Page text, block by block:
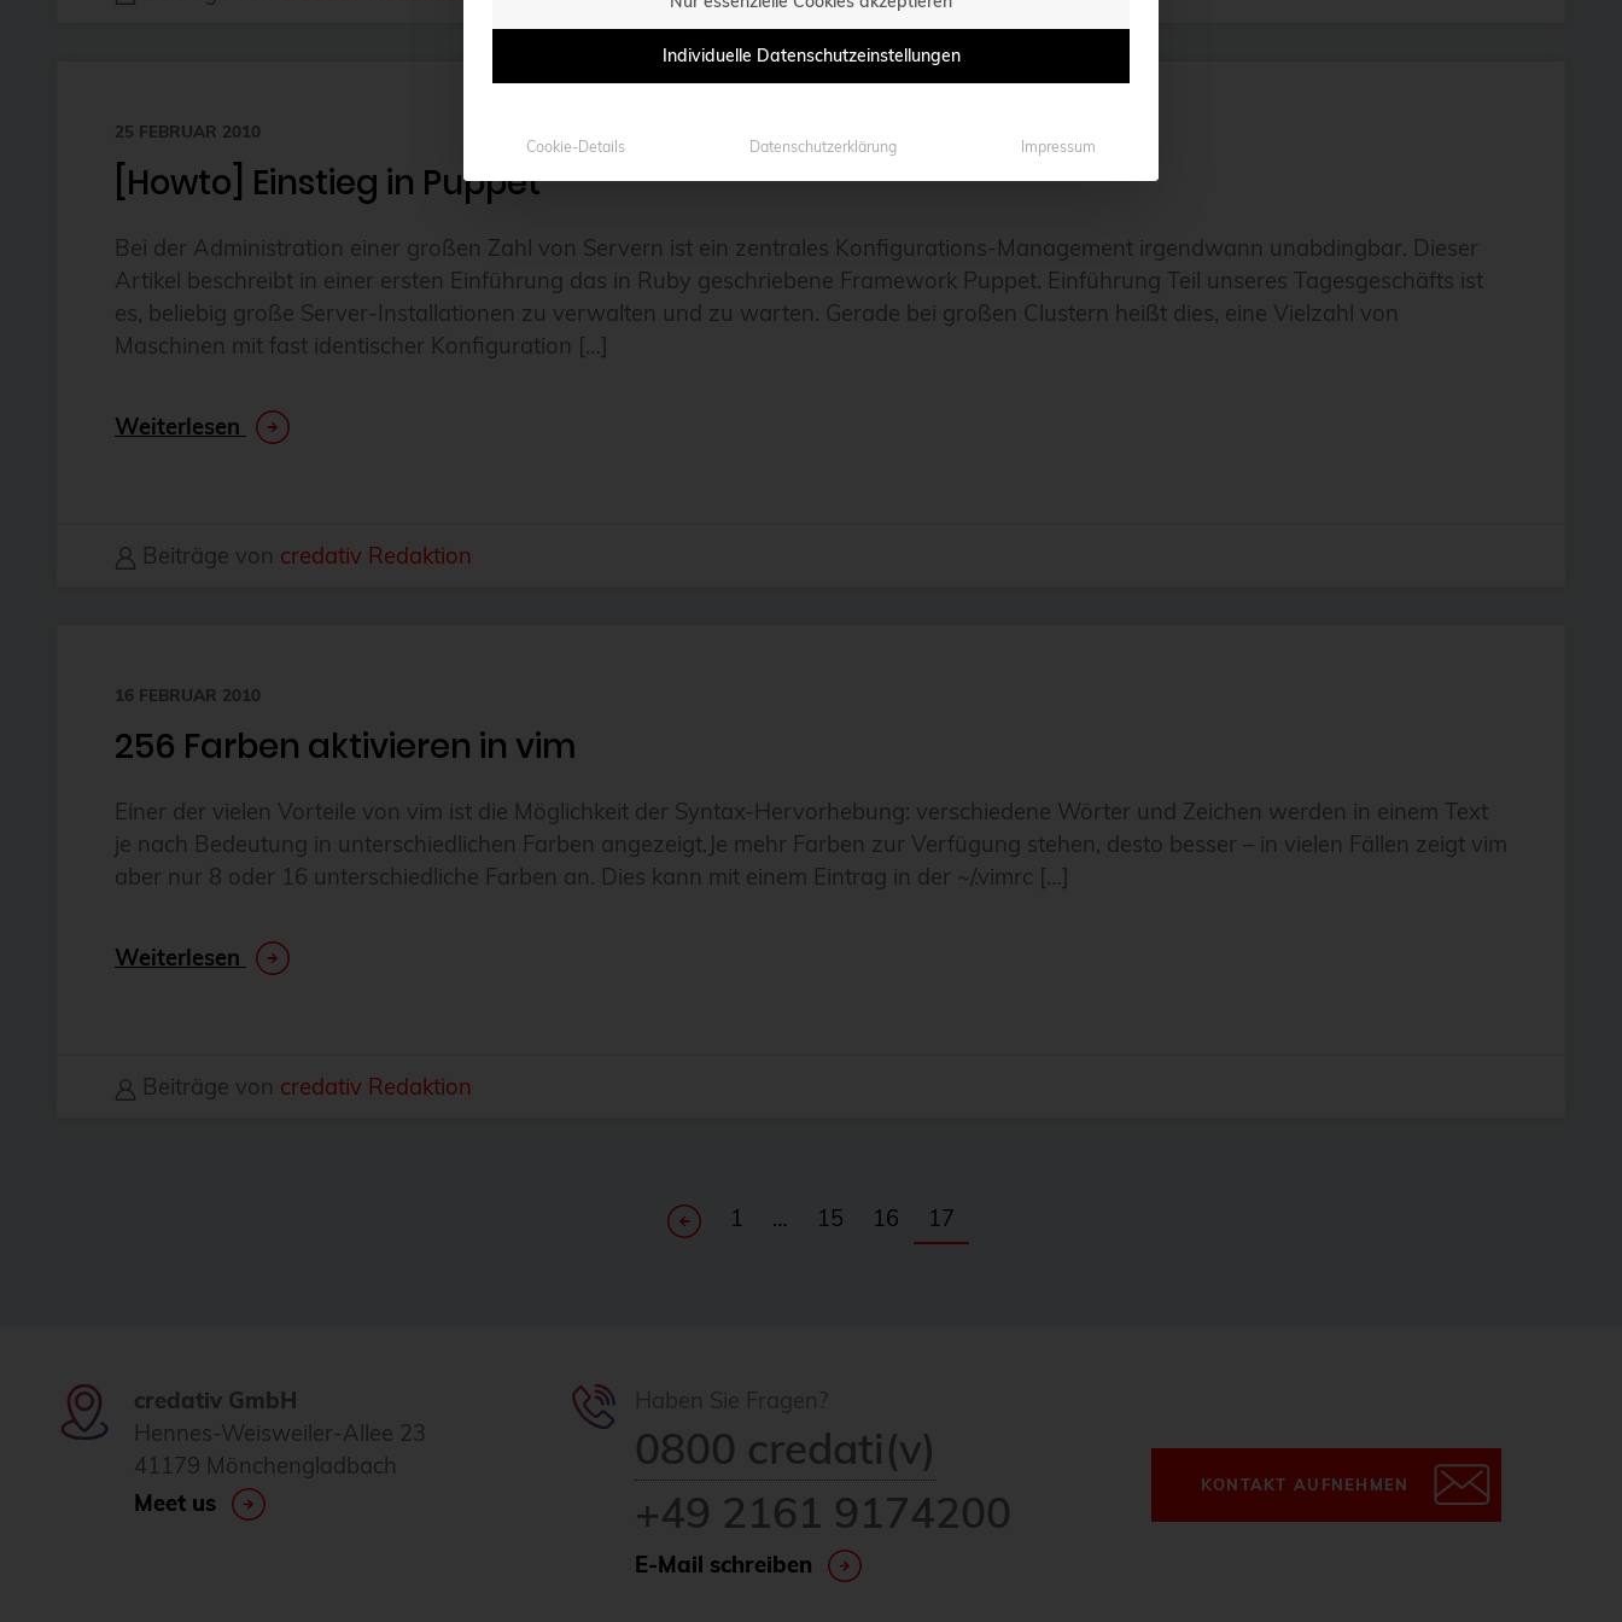
25 FEBRUAR 2010
[Howto] Einstieg in Puppet
Bei der Administration einer großen Zahl von Servern ist ein zentrales Konfigurations-Management irgendwann unabdingbar. Dieser
Artikel beschreibt in einer ersten Einführung das in Ruby geschriebene Framework Puppet. Einführung Teil unseres Tagesgeschäfts ist
es, beliebig große Server-Installationen zu verwalten und zu warten. Gerade bei großen Clustern heißt dies, eine Vielzahl von
Maschinen mit fast identischer Konfiguration […]
Weiterlesen
Beiträge von credativ Redaktion
16 FEBRUAR 2010
256 Farben aktivieren in vim
Einer der vielen Vorteile von vim ist die Möglichkeit der Syntax-Hervorhebung: verschiedene Wörter und Zeichen werden in einem Text
je nach Bedeutung in unterschiedlichen Farben angezeigt.Je mehr Farben zur Verfügung stehen, desto besser – in vielen Fällen zeigt vim
aber nur 8 oder 16 unterschiedliche Farben an. Dies kann mit einem Eintrag in der ~/.vimrc […]
Weiterlesen
Beiträge von credativ Redaktion
1 … 15 16 17
credativ GmbH
Hennes-Weisweiler-Allee 23
41179 Mönchengladbach
Meet us
0800 credati(v)
+49 2161 9174200
E-Mail schreiben
KONTAKT AUFNEHMEN
Individuelle Datenschutzeinstellungen
Cookie-Details Datenschutzerklärung Impressum